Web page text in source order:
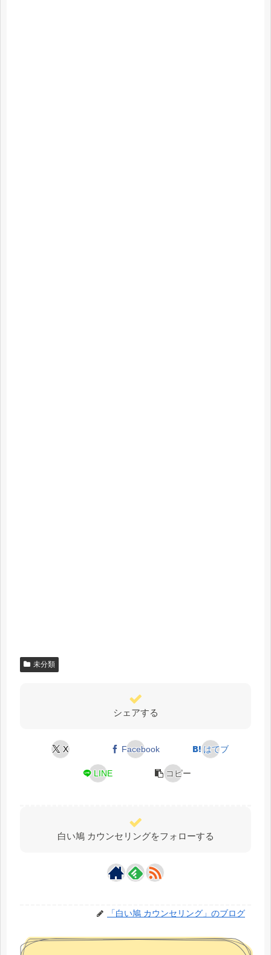
未分類
シェアする
X Facebook はてブ
LINE コピー
白い鳩 カウンセリングをフォローする
「白い鳩 カウンセリング」のブログ